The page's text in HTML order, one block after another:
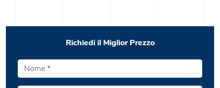
Richiedi il Miglior Prezzo